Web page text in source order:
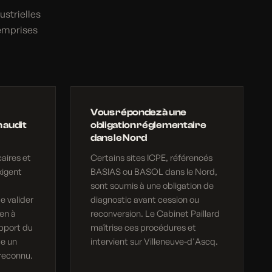
audit
et
valider
à
du
un
Vous répondez à une
obligation réglementaire
dans le Nord
Certains sites ICPE, référencés
BASIAS ou BASOL dans le Nord,
sont soumis à une obligation de
diagnostic avant cession ou
reconversion. Le Cabinet Paillard
maîtrise ces procédures et
intervient sur Villeneuve-d'Ascq.